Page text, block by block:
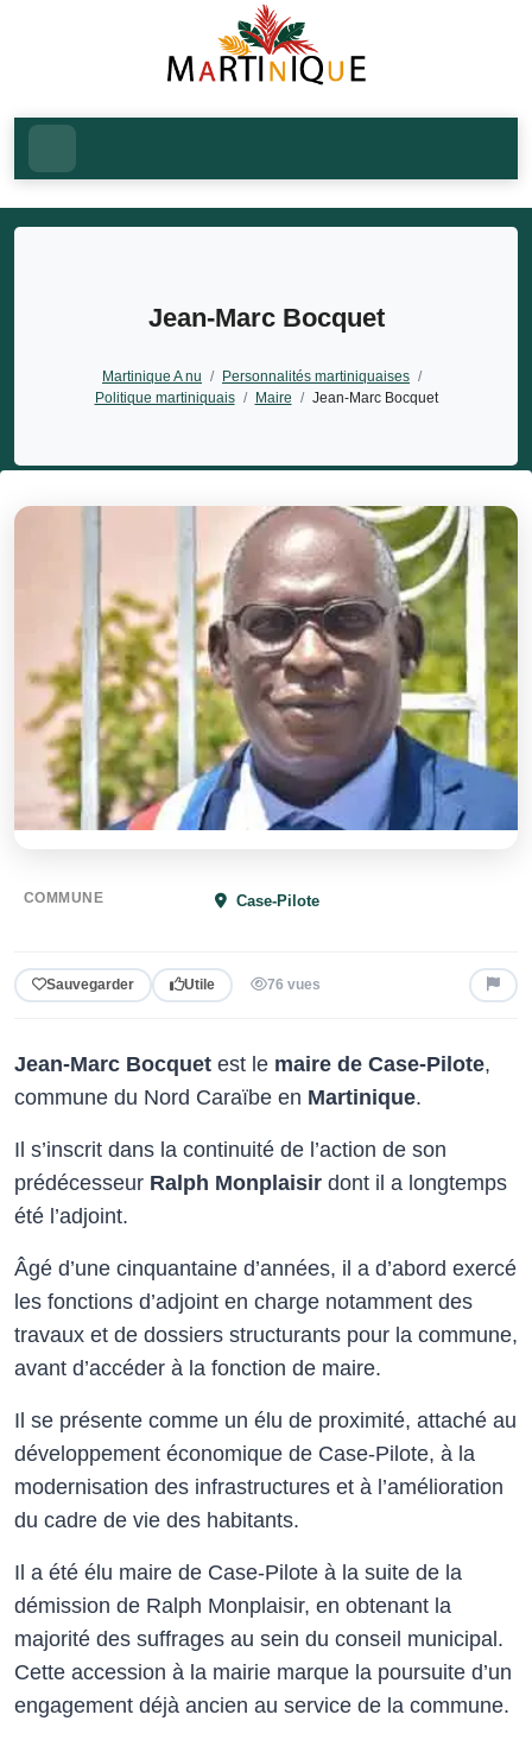
Jean‑Marc Bocquet
Martinique A nu / Personnalités martiniquaises /
Politique martiniquais / Maire / Jean‑Marc Bocquet
COMMUNE Case-Pilote
Sauvegarder Utile 76 vues
Jean‑Marc Bocquet est le maire de Case-Pilote,
commune du Nord Caraïbe en Martinique.
Il s’inscrit dans la continuité de l’action de son
prédécesseur Ralph Monplaisir dont il a longtemps
été l’adjoint.
Âgé d’une cinquantaine d’années, il a d’abord exercé
les fonctions d’adjoint en charge notamment des
travaux et de dossiers structurants pour la commune,
avant d’accéder à la fonction de maire.
Il se présente comme un élu de proximité, attaché au
développement économique de Case-Pilote, à la
modernisation des infrastructures et à l’amélioration
du cadre de vie des habitants.
Il a été élu maire de Case-Pilote à la suite de la
démission de Ralph Monplaisir, en obtenant la
majorité des suffrages au sein du conseil municipal.
Cette accession à la mairie marque la poursuite d’un
engagement déjà ancien au service de la commune.